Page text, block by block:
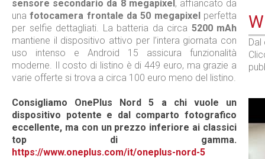
sensore secondario da 8 megapixel , affiancato da
unafotocamera frontale da 50 megapixel perfetta
per selfie dettagliati. La batteria da circa 5200 mAh
mantiene il dispositivo attivo per l’intera giornata con
uso intenso e Android 15 assicura funzionalità
moderne. Il costo di listino è di 449 euro, ma grazie a
varie offerte si trova a circa 100 euro meno del listino.
Consigliamo OnePlus Nord 5 a chi vuole un
dispositivo potente e dal comparto fotografico
eccellente, ma con un prezzo inferiore ai classici
top di gamma.
https://www.oneplus.com/it/oneplus-nord-5